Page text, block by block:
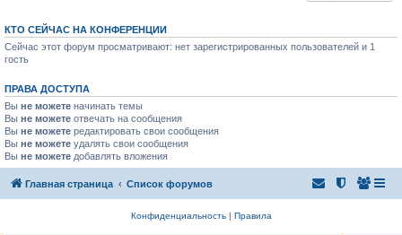
КТО СЕЙЧАС НА КОНФЕРЕНЦИИ
Сейчас этот форум просматривают: нет зарегистрированных пользователей и 1
гость
ПРАВА ДОСТУПА
Вы не можете начинать темы
Вы не можете отвечать на сообщения
Вы не можете редактировать свои сообщения
Вы не можете удалять свои сообщения
Вы не можете добавлять вложения
Главная страница Список форумов
Конфиденциальность| Правила